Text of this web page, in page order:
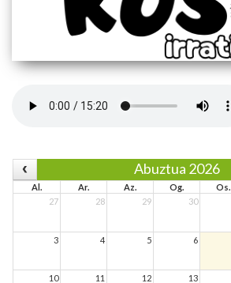
Abuztua 2026
Al. Ar. Az. Og. Os.
27
28 29 30
3 4 5 6
10 11 12 13